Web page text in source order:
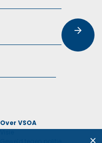
Over VSOA